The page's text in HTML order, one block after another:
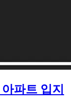
파트 입지